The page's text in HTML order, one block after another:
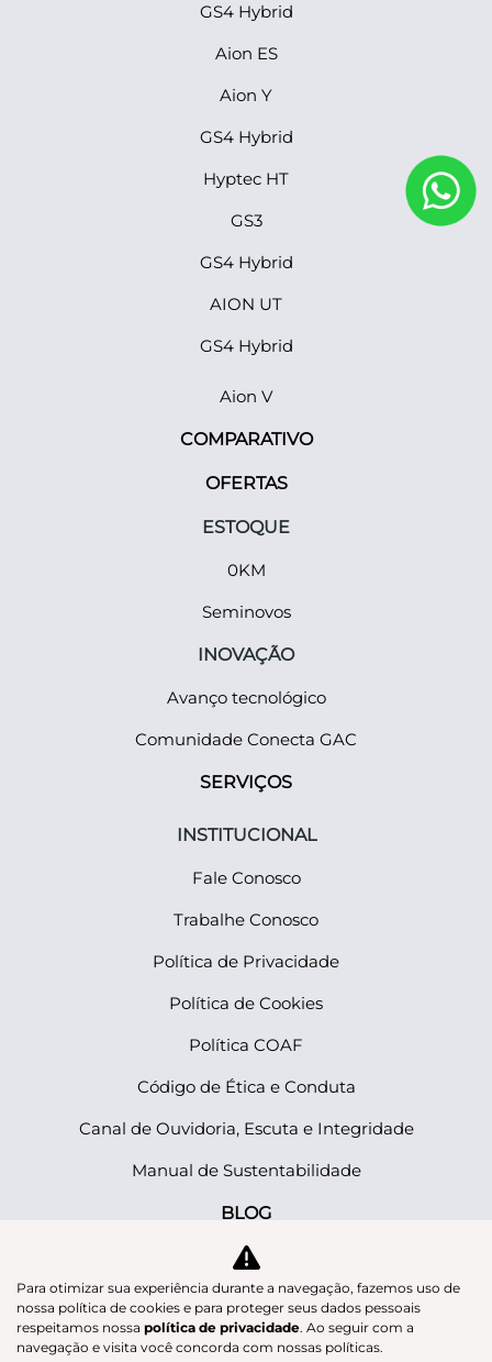
GS4 Hybrid
Aion ES
Aion Y
GS4 Hybrid
Hyptec HT
GS3
GS4 Hybrid
AION UT
GS4 Hybrid
Aion V
COMPARATIVO
OFERTAS
ESTOQUE
0KM
Seminovos
INOVAÇÃO
Avanço tecnológico
Comunidade Conecta GAC
SERVIÇOS
INSTITUCIONAL
Fale Conosco
Trabalhe Conosco
Política de Privacidade
Política de Cookies
Política COAF
Código de Ética e Conduta
Canal de Ouvidoria, Escuta e Integridade
Manual de Sustentabilidade
BLOG
Manual de Sustentabilidade
No trânsito, enxergar o outro salva vidas.
Para otimizar sua experiência durante a navegação, fazemos uso de
nossa política de cookies e para proteger seus dados pessoais
respeitamos nossa política de privacidade. Ao seguir com a
navegação e visita você concorda com nossas políticas.